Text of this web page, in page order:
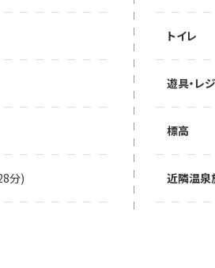
トイレ
遊具・レ
標高
分) 近隣温泉